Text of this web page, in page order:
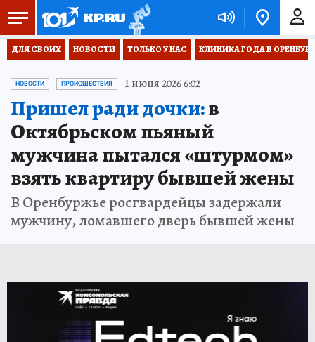
ДЛЯ СВОИХ НОВОСТИ ТОЛЬКО У НАС КЛИНИКА ГОДА В
НОВОСТИ ПРОИСШЕСТВИЯ 1 июня 2026 6:02
Пришел ради дочки:в
Октябрьском пьяный
мужчина пытался «штурмом»
взять квартиру бывшей жены
В Оренбуржье росгвардейцы задержали
мужчину, ломавшего дверь бывшей жены